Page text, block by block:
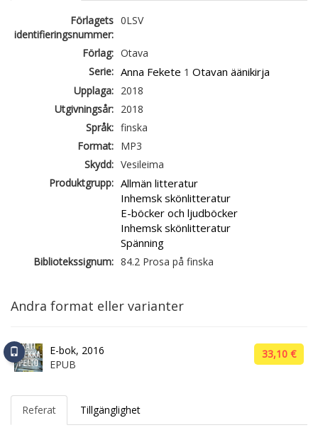
Förlagets
identifieringsnummer:
0LSV
Förlag: Otava
Serie: Anna Fekete 1 Otavan äänikirja
Upplaga: 2018
Utgivningsår: 2018
Språk: finska
Format: MP3
Skydd: Vesileima
Produktgrupp: Allmän litteratur
Inhemsk skönlitteratur
E-böcker och ljudböcker
Inhemsk skönlitteratur
Spänning
Bibliotekssignum: 84.2 Prosa på finska
Andra format eller varianter
E-bok, 2016
EPUB
33,10 €
Referat Tillgänglighet